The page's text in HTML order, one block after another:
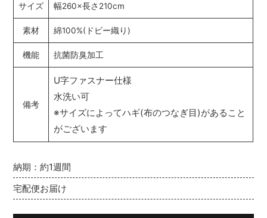
納期：約1週間
宅配便お届け
サイズ 幅260×長さ210cm
素材 綿100%(ドビー織り)
機能 抗菌防臭加工
備考
U字ファスナー仕様
水洗い可
※サイズによってハギ(布のつなぎ目)があること
がございます